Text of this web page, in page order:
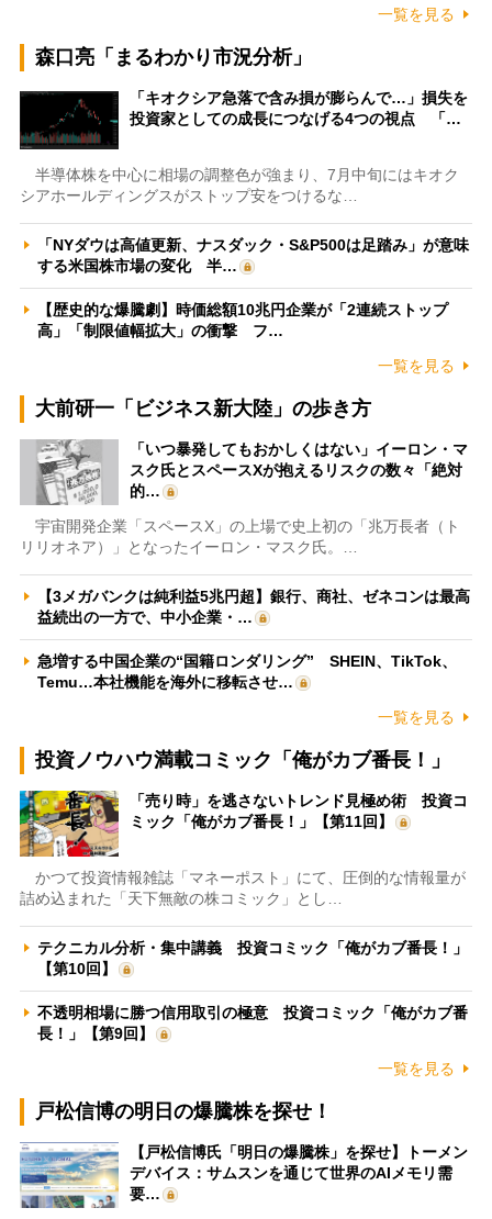
一覧を見る
森口亮「まるわかり市況分析」
「キオクシア急落で含み損が膨らんで…」損失を
投資家としての成長につなげる4つの視点 「…
半導体株を中心に相場の調整色が強まり、7月中旬にはキオク
シアホールディングスがストップ安をつけるな…
「NYダウは高値更新、ナスダック・S&P500は足踏み」が意味
する米国株市場の変化 半…
【歴史的な爆騰劇】時価総額10兆円企業が「2連続ストップ
高」「制限値幅拡大」の衝撃 フ…
一覧を見る
大前研一「ビジネス新大陸」の歩き方
「いつ暴発してもおかしくはない」イーロン・マ
スク氏とスペースXが抱えるリスクの数々「絶対
的…
宇宙開発企業「スペースX」の上場で史上初の「兆万長者（ト
リリオネア）」となったイーロン・マスク氏。…
【3メガバンクは純利益5兆円超】銀行、商社、ゼネコンは最高
益続出の一方で、中小企業・…
急増する中国企業の“国籍ロンダリング” SHEIN、TikTok、
Temu…本社機能を海外に移転させ…
一覧を見る
投資ノウハウ満載コミック「俺がカブ番長！」
「売り時」を逃さないトレンド見極め術 投資コ
ミック「俺がカブ番長！」【第11回】
かつて投資情報雑誌「マネーポスト」にて、圧倒的な情報量が
詰め込まれた「天下無敵の株コミック」とし…
テクニカル分析・集中講義 投資コミック「俺がカブ番長！」
【第10回】
不透明相場に勝つ信用取引の極意 投資コミック「俺がカブ番
長！」【第9回】
一覧を見る
戸松信博の明日の爆騰株を探せ！
【戸松信博氏「明日の爆騰株」を探せ】トーメン
デバイス：サムスンを通じて世界のAIメモリ需
要…